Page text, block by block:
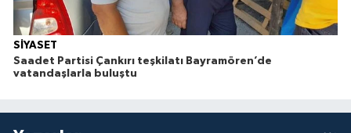
SİYASET
Saadet Partisi Çankırı teşkilatı Bayramören’de
vatandaşlarla buluştu